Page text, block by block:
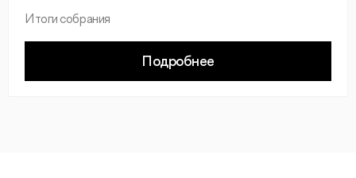
Итоги собрания
Подробнее